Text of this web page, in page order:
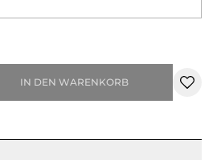
IN DEN WARENKORB